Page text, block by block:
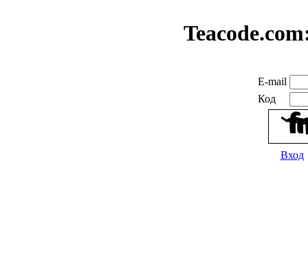
E-mail
Код
Вход